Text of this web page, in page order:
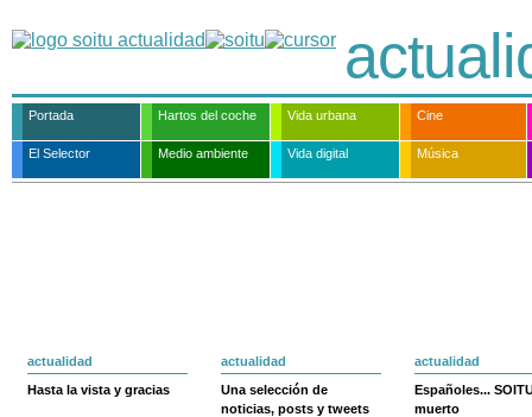
Portada Hartos del coche Vida urbana Cine
El Selector Medio ambiente Vida digital Música
actualidad
Hasta la vista y gracias
actualidad
Una selección de
noticias, posts y tweets
actualidad
Españoles...
muerto